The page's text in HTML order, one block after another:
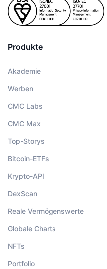
Produkte
Akademie
Werben
CMC Labs
CMC Max
Top-Storys
Bitcoin-ETFs
Krypto-API
DexScan
Reale Vermögenswerte
Globale Charts
NFTs
Portfolio